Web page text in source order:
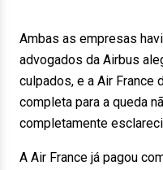
Ambas as empresas
advogados da Airbus
culpados, e a Air France
completa para a queda
completamente
A Air France já pagou